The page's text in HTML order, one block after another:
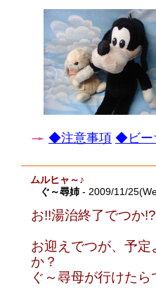
◆注意事項 ◆ビー
ムルヒャ～♪
ぐ～尋姉- 2009/11/
お!!湯治終了でつか!?
お迎えでつが、予
か？
ぐ～尋母が行けた